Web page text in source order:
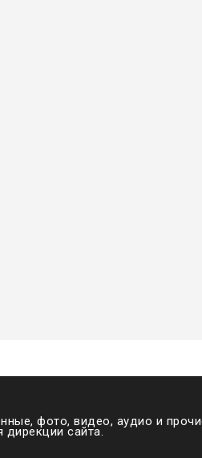
фото, видео, аудио и
дирекции сайта.